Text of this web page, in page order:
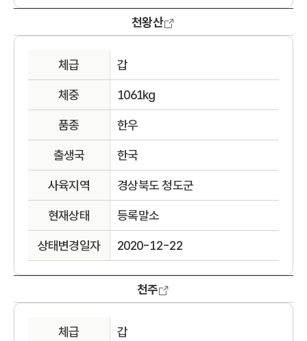
천왕산
체급 갑
체중 1061kg
품종 한우
출생국 한국
사육지역 경상북도 청도군
현재상태 등록말소
상태변경일자 2020-12-22
천주
체급 갑